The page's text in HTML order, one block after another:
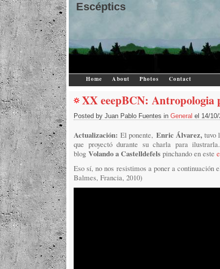
Escéptics
Home About Photos Contact
XX eeepBCN: Antropologia
Posted by Juan Pablo Fuentes in General el 14/
Actualización:El ponente, Enric Álvarez,tuvo
que proyectó durante su charla para
blog Volando a Castelldefels pinchando en este
Eso sí, no nos resistimos a poner a
Balmes, Francia, 2010)